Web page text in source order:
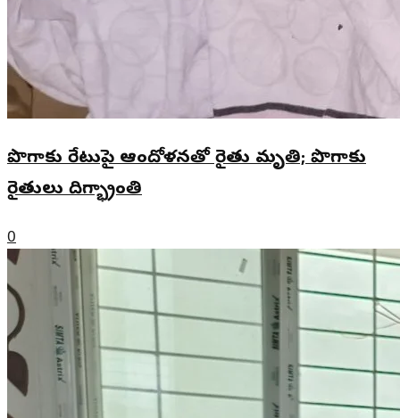
పొగాకు రేటుపై ఆందోళనతో రైతు మృతి; పొగాకు
రైతులు దిగ్భ్రాంతి
0